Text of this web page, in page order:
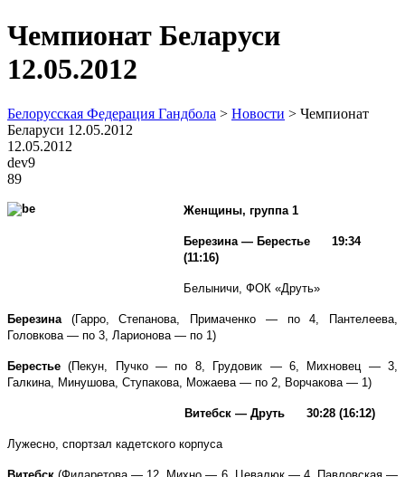
Чемпионат Беларуси
12.05.2012
Белорусская Федерация Гандбола > Новости > Чемпионат
Беларуси 12.05.2012
12.05.2012
dev9
89
Женщины, группа 1
Березина — Берестье 19:34
(11:16)
Белыничи, ФОК «Друть»
Березина (Гарро, Степанова, Примаченко — по 4, Пантелеева,
Головкова — по 3, Ларионова — по 1)
Берестье (Пекун, Пучко — по 8, Грудовик — 6, Михновец — 3,
Галкина, Минушова, Ступакова, Можаева — по 2, Ворчакова — 1)
Витебск — Друть 30:28 (16:12)
Лужесно, спортзал кадетского корпуса